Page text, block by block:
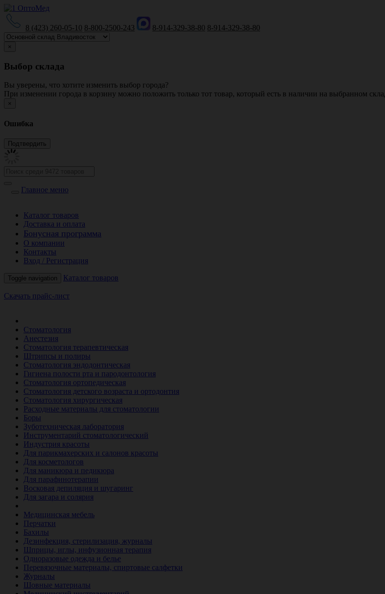
8 (423) 260-05-10 8-800-2500-243 8-914-329-38-80 8-914-329-38-80
×
Выбор склада
Вы уверены, что хотите изменить выбор города?
При изменении города в корзину можно положить только тот товар, который есть в наличии на выбранном
×
Ошибка
Главное меню
Каталог товаров
Доставка и оплата
Бонусная программа
О компании
Контакты
Вход / Регистрация
Toggle navigation Каталог товаров
Скачать прайс-лист
Стоматология
Анестезия
Стоматология терапевтическая
Штрипсы и полиры
Стоматология эндодонтическая
Гигиена полости рта и пародонтология
Стоматология ортопедическая
Стоматология детского возраста и ортодонтия
Стоматология хирургическая
Расходные материалы для стоматологии
Боры
Зуботехническая лаборатория
Инструментарий стоматологический
Индустрия красоты
Для парикмахерских и салонов красоты
Для косметологов
Для маникюра и педикюра
Для парафинотерапии
Восковая депиляция и шугаринг
Для загара и солярия
Медицинская мебель
Перчатки
Бахилы
Дезинфекция, стерилизация, журналы
Шприцы, иглы, инфузионная терапия
Одноразовые одежда и белье
Перевязочные материалы, спиртовые салфетки
Журналы
Шовные материалы